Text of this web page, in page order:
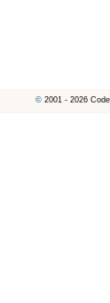
© 2001 - 2026